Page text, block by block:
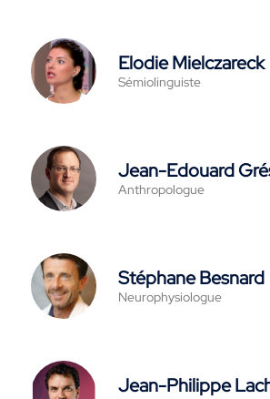
Elodie Mielczareck
Sémiolinguiste
Jean-Edouard
Anthropologue
Stéphane Besnard
Neurophysiologue
Jean-Philippe